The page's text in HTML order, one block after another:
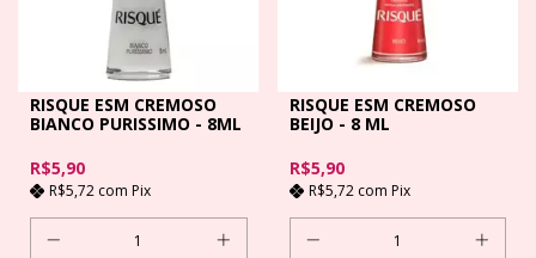
RISQUE ESM CREMOSO
BIANCO PURISSIMO - 8ML
R$5,90
R$5,72 com Pix
RISQUE ESM CREMOSO
BEIJO - 8 ML
R$5,90
R$5,72 com Pix